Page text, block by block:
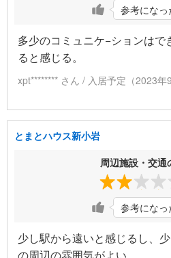
参考になっ
多少のコミュニケ−ションはで
ると感じる。
xpt******** さん / 入居予定（2023年
とまとハウス新小岩
周辺施設・交通
参考になっ
少し駅から遠いと感じるし、